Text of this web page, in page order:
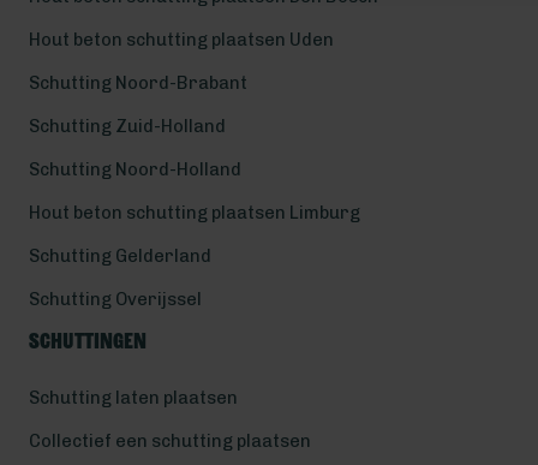
Hout beton schutting plaatsen Uden
Schutting Noord-Brabant
Schutting Zuid-Holland
Schutting Noord-Holland
Hout beton schutting plaatsen Limburg
Schutting Gelderland
Schutting Overijssel
Schuttingen
Schutting laten plaatsen
Collectief een schutting plaatsen